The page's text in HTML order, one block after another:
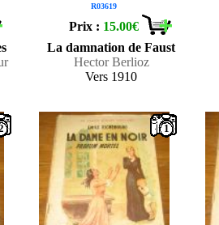
R03619
Prix : 15.00€
La damnation de Faust
Hector Berlioz
Vers 1910
1